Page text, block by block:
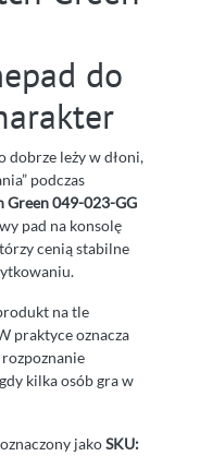
do
dobrze leży w dłoni,
podczas
Green 049-023-GG
pad na konsolę
cenią stabilne
na tle
praktyce oznacza
kilka osób gra w
jakoSKU: